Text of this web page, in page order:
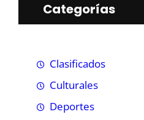
Categorías
Clasificados
Culturales
Deportes